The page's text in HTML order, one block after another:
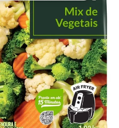
biscoito
arroz
iogurte
papel higiênico
cerveja